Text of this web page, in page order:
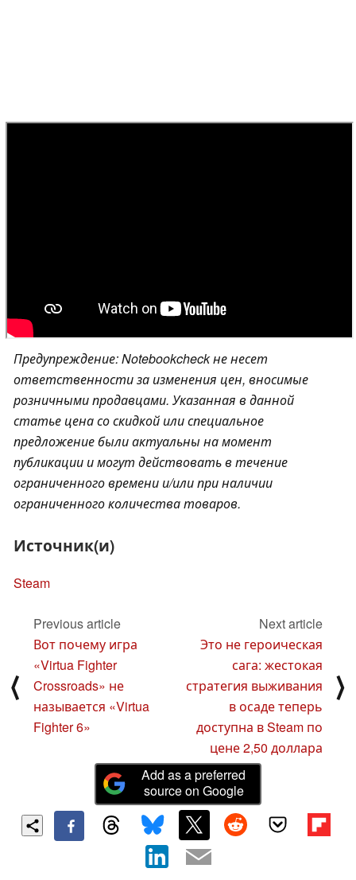
Предупреждение: Notebookcheck не несет
ответственности за изменения цен, вносимые
розничными продавцами. Указанная в данной
статье цена со скидкой или специальное
предложение были актуальны на момент
публикации и могут действовать в течение
ограниченного времени и/или при наличии
ограниченного количества товаров.
Источник(и)
Steam
⟨
Previous article
Вот почему игра
«Virtua Fighter
Crossroads» не
называется «Virtua
Fighter 6»
Next article
Это не героическая
сага: жестокая
стратегия выживания
в осаде теперь
доступна в Steam по
цене 2,50 доллара
⟩
Add as a preferred
source on Google